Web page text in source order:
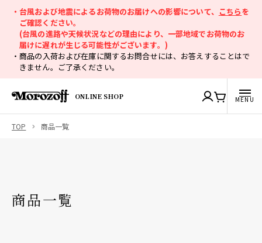
・台風および地震によるお荷物のお届けへの影響について、 こちらを
ご確認ください。
(台風の進路や天候状況などの理由により、一部地域でお荷物のお
届けに遅れが生じる可能性がございます。)
・商品の入荷および在庫に関するお問合せには、お答えすることはで
きません。ご了承ください。
ONLINE SHOP
TOP 商品一覧
商品一覧